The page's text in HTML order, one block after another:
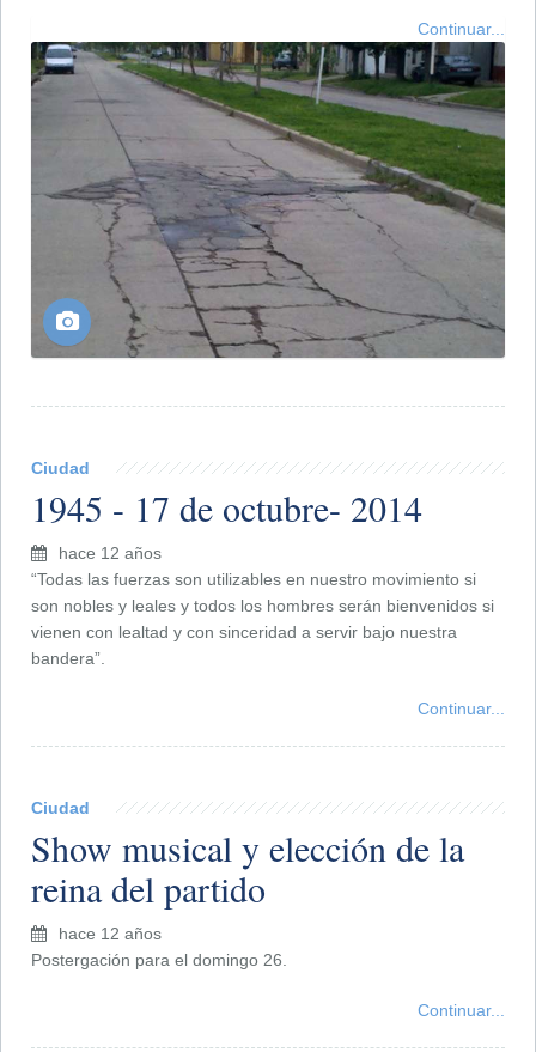
Continuar...
Ciudad
1945 - 17 de octubre- 2014
hace 12 años
“Todas las fuerzas son utilizables en nuestro movimiento si
son nobles y leales y todos los hombres serán bienvenidos si
vienen con lealtad y con sinceridad a servir bajo nuestra
bandera”.
Continuar...
Ciudad
Show musical y elección de la
reina del partido
hace 12 años
Postergación para el domingo 26.
Continuar...